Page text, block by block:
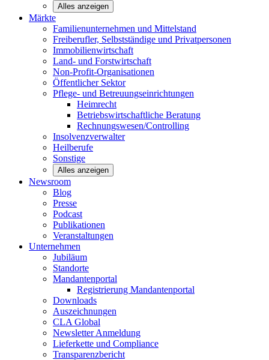
Alles anzeigen
Märkte
Familienunternehmen und Mittelstand
Freiberufler, Selbstständige und Privatpersonen
Immobilienwirtschaft
Land- und Forstwirtschaft
Non-Profit-Organisationen
Öffentlicher Sektor
Pflege- und Betreuungseinrichtungen
Heimrecht
Betriebswirtschaftliche Beratung
Rechnungswesen/Controlling
Insolvenzverwalter
Heilberufe
Sonstige
Alles anzeigen
Newsroom
Blog
Presse
Podcast
Publikationen
Veranstaltungen
Unternehmen
Jubiläum
Standorte
Mandantenportal
Registrierung Mandantenportal
Downloads
Auszeichnungen
CLA Global
NewsletterAnmeldung
Lieferkette und Compliance
Transparenzbericht